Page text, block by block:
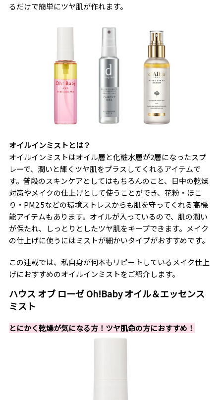
るだけで簡単にツヤ肌が作れます。
オイルインミストとは？
オイルインミストはオイル層と化粧水層が2層になったスプ
レーで、潤いと輝くツヤ肌をプラスしてくれるアイテムで
す。普段のスキンケアとしてはもちろんのこと、日中の乾燥
対策やメイクの仕上げとして使うことができ、花粉・ほこ
り・PM2.5などの環境ストレスからも肌を守ってくれる高機
能アイテムもあります。オイルが入っているので、肌の潤い
が保たれ、しっとりとしたツヤ肌をキープできます。メイク
の仕上げに使うにはミストが細かいタイプがおすすめです。
この連載では、私自身が何本もリピートしているメイク仕上
げにおすすめのオイルインミストをご紹介します。
ハウス オブ ローゼ Oh!Baby オイル＆エッセンス
ミスト
とにかく乾燥が気になる方！ツヤ肌命の方におすすめ！